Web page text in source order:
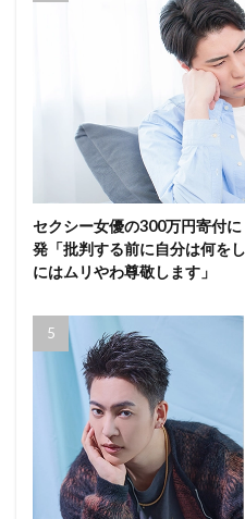
セクシー女優の300万円寄付
発「批判する前に自分は何を
にはムリやわ尊敬します」